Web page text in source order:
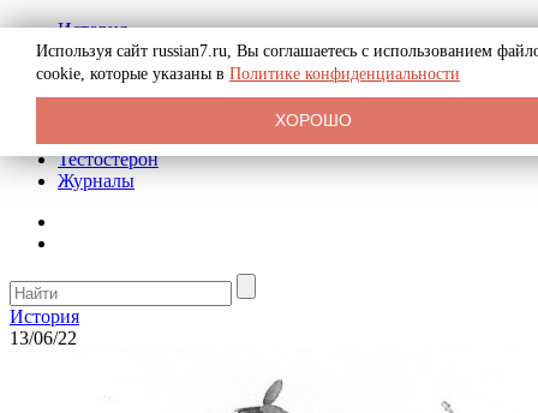
История
Биография
Криминал
Реклама на сайте
Тестостерон
Журналы
История
13/06/22
Используя сайт russian7.ru, Вы соглашаетесь с использованием
cookie, которые указаны в Политике конфиденциальности
ХОРОШО